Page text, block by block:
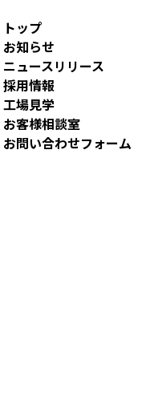
トップ
お知らせ
ニュースリリース
採用情報
工場見学
お客様相談室
お問い合わせフォーム